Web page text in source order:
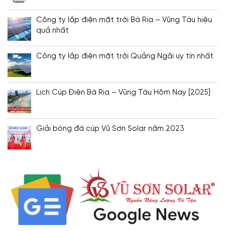
Công ty lắp điện mặt trời Bà Rịa – Vũng Tàu hiệu
quả nhất
Công ty lắp điện mặt trời Quảng Ngãi uy tín nhất
Lịch Cúp Điện Bà Rịa – Vũng Tàu Hôm Nay [2025]
Giải bóng đá cúp Vũ Sơn Solar năm 2023